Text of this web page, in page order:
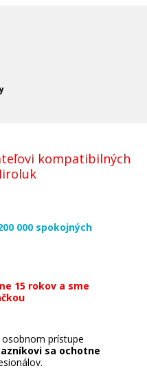
kompatibilných
000 spokojných
15 rokov a sme
prístupe
sa ochotne